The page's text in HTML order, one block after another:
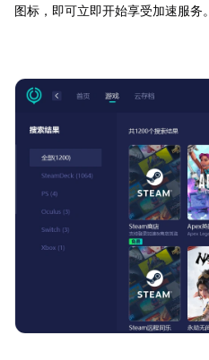
图标，即可立即开始享受加速服务。